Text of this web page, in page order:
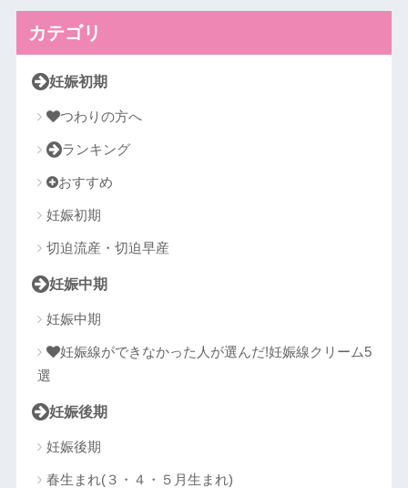
カテゴリ
妊娠初期
つわりの方へ
ランキング
おすすめ
妊娠初期
切迫流産・切迫早産
妊娠中期
妊娠中期
妊娠線ができなかった人が選んだ!妊娠線クリーム5
選
妊娠後期
妊娠後期
春生まれ(３・４・５月生まれ)